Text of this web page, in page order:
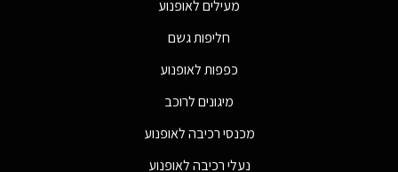
מעילים לאופנוע
חליפות גשם
כפפות לאופנוע
מיגונים לרוכב
מכנסי רכיבה לאופנוע
נעלי רכיבה לאופנוע